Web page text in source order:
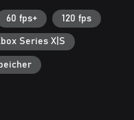
Original-Soundtrack,
Epoche mit einer
mit seinem speziellen
zu verleihen.
diesem entfernten
finsteren
60 fps+ 120 fps
Series X|S